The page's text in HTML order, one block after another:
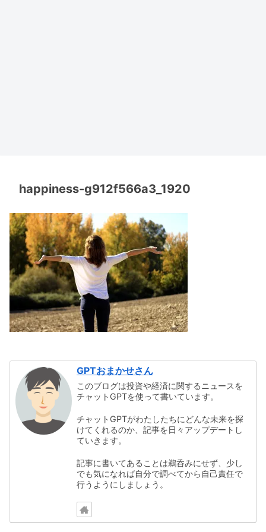
happiness-g912f566a3_1920
GPTおまかせさん
このブログは投資や経済に関するニュースを
チャットGPTを使って書いています。
チャットGPTがわたしたちにどんな未来を探
けてくれるのか、記事を日々アップデートし
ていきます。
記事に書いてあることは鵜呑みにせず、少し
でも気になれば自分で調べてから自己責任で
行うようにしましょう。